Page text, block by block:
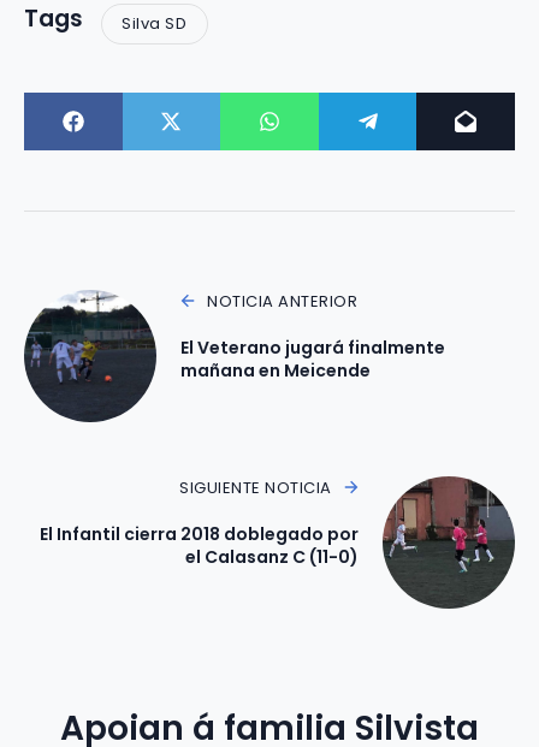
Tags Silva SD
NOTICIA ANTERIOR
El Veterano jugará finalmente
mañana en Meicende
SIGUIENTE NOTICIA
El Infantil cierra 2018 doblegado por
el Calasanz C (11-0)
Apoian á familia Silvista